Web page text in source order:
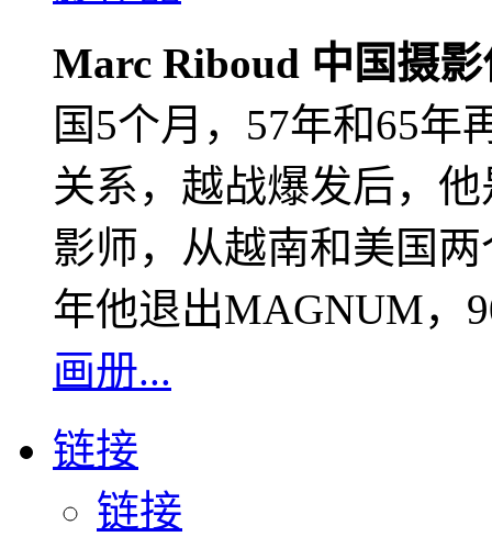
Marc Riboud 中国摄
国5个月，57年和65年
关系，越战爆发后，
影师，从越南和美国
年他退出MAGNUM，
画册...
链接
链接